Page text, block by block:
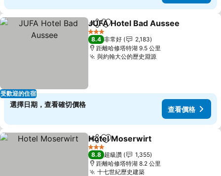
受歡迎的住宿
分享 加入我的最愛
JUFA Hotel Bad Aussee
3 星級
8.4 非常好
2,183
距離哈修塔特湖 9.5 公里
與約翰大公的歷史淵源
選擇日期，查看確切價格
查看價格
分享 加入我的最愛
Hotel Moserwirt
3 星級
8.8 超級讚
1,355
距離哈修塔特湖 8.2 公里
十七世紀歷史建築